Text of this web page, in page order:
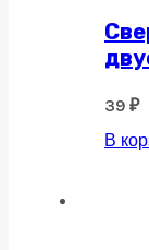
39 ₽
В